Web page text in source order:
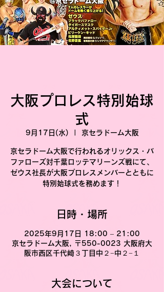
大阪プロレス特別始球
式
9月17日(水) 京セラドーム大阪
京セラドーム大阪で行われるオリックス・バ
ファローズ対千葉ロッテマリーンズ戦にて、
ゼウス社長が大阪プロレスメンバーとともに
特別始球式を務めます！
日時・場所
2025年9月17日 18:00 – 21:00
京セラドーム大阪, 〒550-0023 大阪府大
阪市西区千代崎３丁目中２−中２−１
大会について